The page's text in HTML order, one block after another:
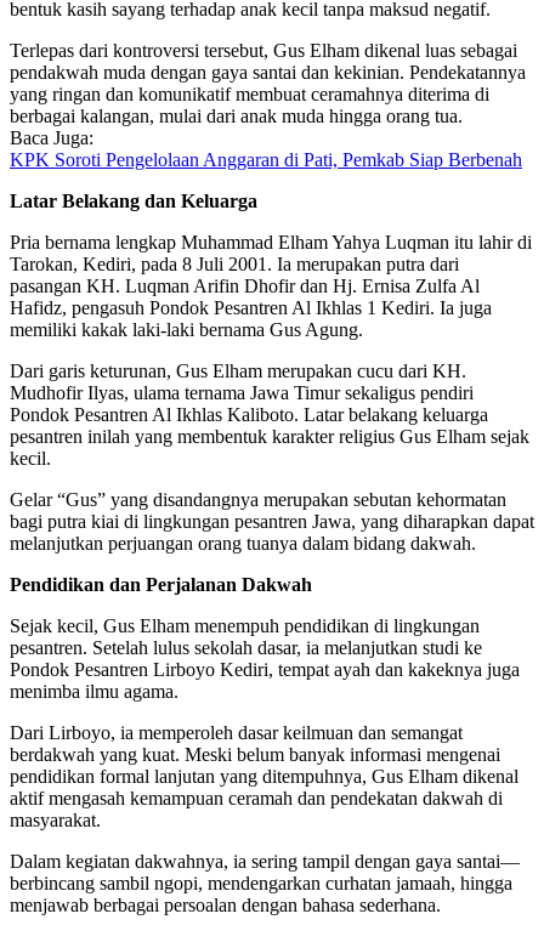
bentuk kasih sayang terhadap anak kecil tanpa maksud negatif.
Terlepas dari kontroversi tersebut, Gus Elham dikenal luas sebagai
pendakwah muda dengan gaya santai dan kekinian. Pendekatannya
yang ringan dan komunikatif membuat ceramahnya diterima di
berbagai kalangan, mulai dari anak muda hingga orang tua.
Baca Juga:
KPK Soroti Pengelolaan Anggaran di Pati, Pemkab Siap Berbenah
Latar Belakang dan Keluarga
Pria bernama lengkap Muhammad Elham Yahya Luqman itu lahir di
Tarokan, Kediri, pada 8 Juli 2001. Ia merupakan putra dari
pasangan KH. Luqman Arifin Dhofir dan Hj. Ernisa Zulfa Al
Hafidz, pengasuh Pondok Pesantren Al Ikhlas 1 Kediri. Ia juga
memiliki kakak laki-laki bernama Gus Agung.
Dari garis keturunan, Gus Elham merupakan cucu dari KH.
Mudhofir Ilyas, ulama ternama Jawa Timur sekaligus pendiri
Pondok Pesantren Al Ikhlas Kaliboto. Latar belakang keluarga
pesantren inilah yang membentuk karakter religius Gus Elham sejak
kecil.
Gelar “Gus” yang disandangnya merupakan sebutan kehormatan
bagi putra kiai di lingkungan pesantren Jawa, yang diharapkan dapat
melanjutkan perjuangan orang tuanya dalam bidang dakwah.
Pendidikan dan Perjalanan Dakwah
Sejak kecil, Gus Elham menempuh pendidikan di lingkungan
pesantren. Setelah lulus sekolah dasar, ia melanjutkan studi ke
Pondok Pesantren Lirboyo Kediri, tempat ayah dan kakeknya juga
menimba ilmu agama.
Dari Lirboyo, ia memperoleh dasar keilmuan dan semangat
berdakwah yang kuat. Meski belum banyak informasi mengenai
pendidikan formal lanjutan yang ditempuhnya, Gus Elham dikenal
aktif mengasah kemampuan ceramah dan pendekatan dakwah di
masyarakat.
Dalam kegiatan dakwahnya, ia sering tampil dengan gaya santai—
berbincang sambil ngopi, mendengarkan curhatan jamaah, hingga
menjawab berbagai persoalan dengan bahasa sederhana.